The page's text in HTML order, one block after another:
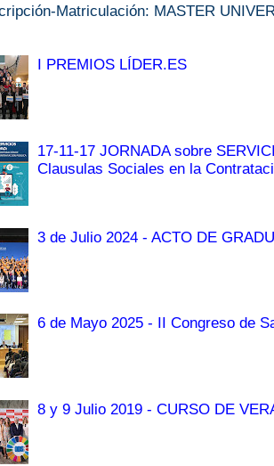
Matriculación: MASTER
I PREMIOS LÍDER.ES
17-11-17 JORNADA sobre
Clausulas Sociales en la
3 de Julio 2024 - ACTO DE
6 de Mayo 2025 - II Congreso de
8 y 9 Julio 2019 - CURSO DE